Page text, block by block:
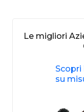
Le migliori
Scopri
su